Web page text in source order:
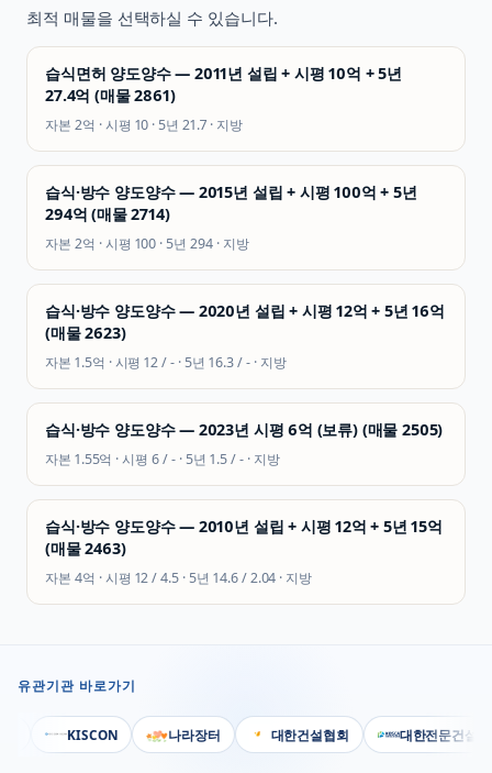
최적 매물을 선택하실 수 있습니다.
습식면허 양도양수 — 2011년 설립 + 시평 10억 + 5년
27.4억 (매물 2861)
자본 2억 · 시평 10 · 5년21.7· 지방
습식·방수 양도양수 — 2015년 설립 + 시평 100억 + 5년
294억 (매물 2714)
자본 2억 · 시평 100 · 5년294· 지방
습식·방수 양도양수 — 2020년 설립 + 시평 12억 + 5년 16억
(매물 2623)
자본 1.5억 · 시평12 / - · 5년16.3 / -· 지방
습식·방수 양도양수 — 2023년 시평 6억 (보류) (매물 2505)
자본 1.55억 · 시평6 / - · 5년1.5 / -· 지방
습식·방수 양도양수 — 2010년 설립 + 시평 12억 + 5년 15억
(매물 2463)
자본 4억 · 시평 12 / 4.5 · 5년14.6 / 2.04 · 지방
유관기관 바로가기
KISCON 나라장터 대한건설협회 대한전문건설협회